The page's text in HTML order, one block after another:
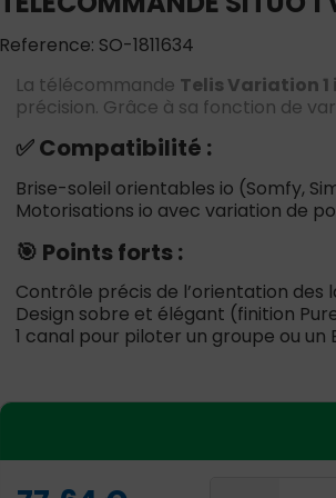
Reference: SO-1811634
La télécommande Telis Variation 1
précision. Grâce à sa fonction de
✅ Compatibilité :
Brise-soleil orientables io (Somfy,
Motorisations io avec variation de
🎯 Points forts :
Contrôle précis de l’orientation des
Design sobre et élégant (finition
1 canal pour piloter un groupe ou un